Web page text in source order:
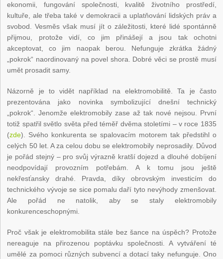
ekonomii, fungování společnosti, kvalitě životního prostředí,
kultuře, ale třeba také v demokracii a uplatňování lidských práv a
svobod. Vesměs však musí jít o záležitosti, které lidé spontánně
přijmou, protože vidí, co jim přinášejí a jsou tak ochotni
akceptovat, co jim naopak berou. Nefunguje zkrátka žádný
„pokrok“ naordinovaný na povel shora. Dobré věci se prostě musí
umět prosadit samy.
Názorně je to vidět například na elektromobilitě. Ta je často
prezentována jako novinka symbolizující dnešní technický
„pokrok“. Jenomže elektromobily zase až tak nové nejsou. První
totiž spatřil světlo světa před téměř dvěma stoletími – v roce 1835
(zde). Svého konkurenta se spalovacím motorem tak předstihl o
celých 50 let. A za celou dobu se elektromobily neprosadily. Důvod
je pořád stejný – pro svůj výrazně kratší dojezd a dlouhé dobíjení
neodpovídají provozním potřebám. A k tomu jsou ještě
nekřesťansky drahé. Pravda, díky obrovským investicím do
technického vývoje se sice pomalu daří tyto nevýhody zmenšovat.
Ale pořád ne natolik, aby se staly elektromobily
konkurenceschopnými.
Proč však je elektromobilita stále bez šance na úspěch? Protože
nereaguje na přirozenou poptávku společnosti. A vytváření té
umělé za pomoci různých subvencí a dotací taky nefunguje. Ono